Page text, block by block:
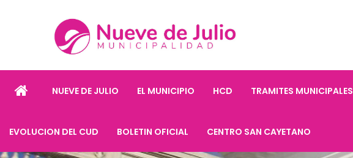
NUEVE DE JULIO EL MUNICIPIO HCD TRAMITES MUNICIPALES
EVOLUCION DEL CUD BOLETIN OFICIAL CENTRO SAN CAYETANO